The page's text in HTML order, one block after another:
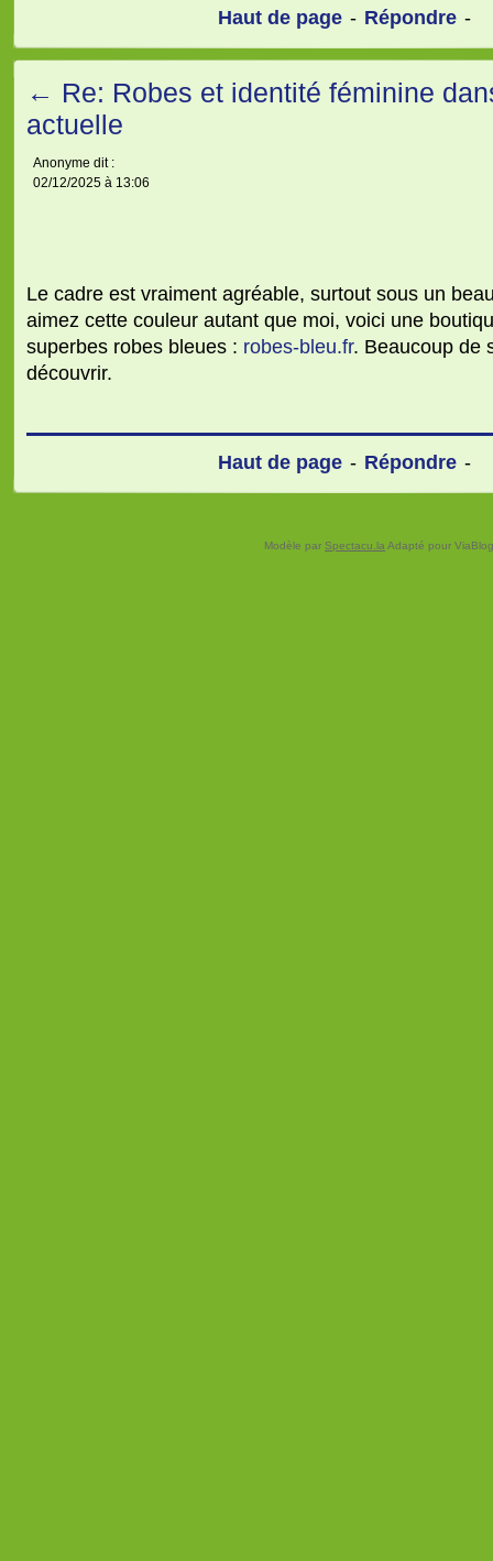
Haut de page - Répondre -
← Re: Robes et identité féminine
actuelle
Anonyme dit :
02/12/2025 à 13:06
Le cadre est vraiment agréable, surtout sous un
aimez cette couleur autant que moi, voici une
superbes robes bleues : robes-bleu.fr. Beaucoup de
découvrir.
Haut de page - Répondre -
Modèle par Spectacu.la Adapté pour